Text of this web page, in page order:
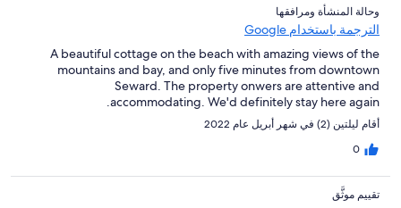
و⁦حالة المنشأة ومرافقها⁩
الترجمة باستخدام Google
A beautiful cottage on the beach with amazing views of the
mountains and bay, and only five minutes from downtown
Seward. The property onwers are attentive and
accommodating. We'd definitely stay here again.
أقام ليلتين (2) في شهر أبريل عام 2022
0
تقييم موثَّق